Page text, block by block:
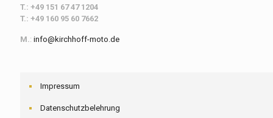
T.: +49 151 67 47 1204
T.: +49 160 95 60 7662
M.: info@kirchhoff-moto.de
Impressum
Datenschutzbelehrung